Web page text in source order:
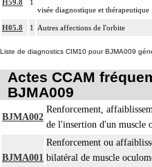
H59.8 1
visée diagnostique et thérapeutique
H05.8 1 Autres affections de l'orbite
Liste de diagnostics CIM10 pour BJMA009
Actes CCAM
BJMA009
BJMA002
Renforcement,
de l'insertion d'un muscle
BJMA001
Renforcement ou
bilatéral de muscle